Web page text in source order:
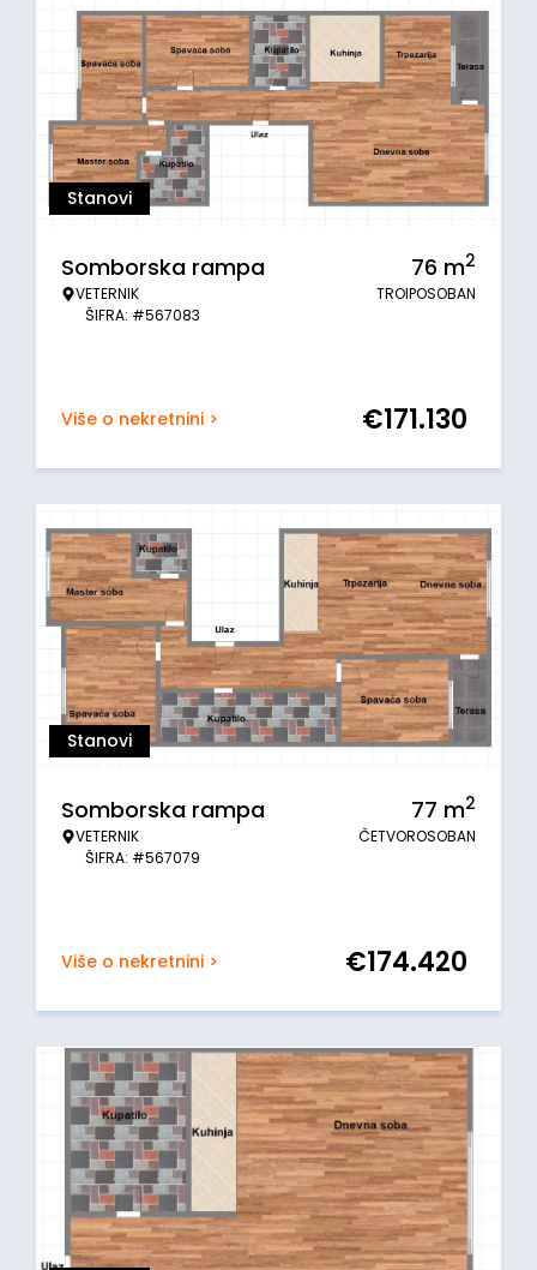
Stanovi
Somborska rampa
VETERNIK
ŠIFRA: #567083
76 m2
TROIPOSOBAN
Više o nekretnini > €171.130
Stanovi
Somborska rampa
VETERNIK
ŠIFRA: #567079
77 m2
ČETVOROSOBAN
Više o nekretnini > €174.420